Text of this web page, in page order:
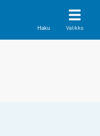
Haku Valikko